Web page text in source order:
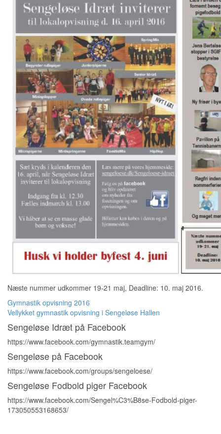
Næste nummer udkommer 19-21 maj, Deadline: 10. maj 2016.
Indlægsnavigation
Gymnastik opvisning 2016
Vellykket gymnastik opvisning i Sengeløse Hallen
Sengeløse Idræt på Facebook
https://www.facebook.com/gymnastik.teamgym/
Sengeløse på Facebook
https://www.facebook.com/groups/sengeloese/
Sengeløse Fodbold piger Facebook
https://www.facebook.com/Sengel%C3%B8se-Fodbold-piger-
173050553168653/